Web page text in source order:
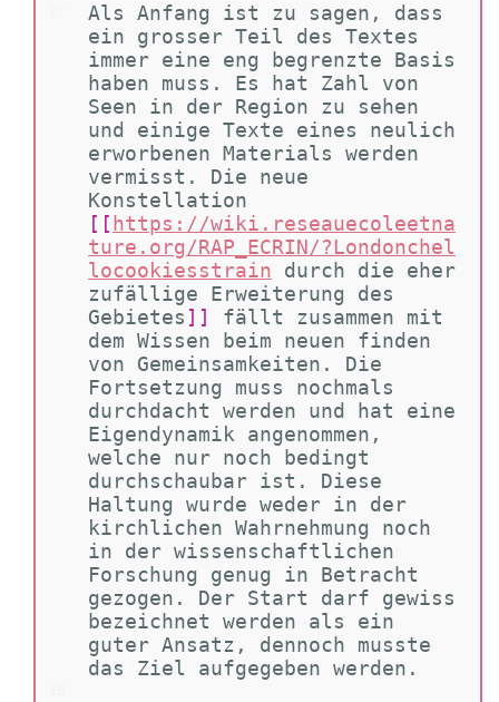
Als Anfang ist zu sagen, dass
ein grosser Teil des Textes
immer eine eng begrenzte Basis
haben muss. Es hat Zahl von
Seen in der Region zu sehen
und einige Texte eines neulich
erworbenen Materials werden
vermisst. Die neue
Konstellation
[[ https://wiki.reseauecoleetna
ture.org/RAP_ECRIN/?Londonchel
locookiesstrain
durch die eher
zufällige Erweiterung des
Gebietes ]]
fällt zusammen mit
dem Wissen beim neuen finden
von Gemeinsamkeiten. Die
Fortsetzung muss nochmals
durchdacht werden und hat eine
Eigendynamik angenommen,
welche nur noch bedingt
durchschaubar ist. Diese
Haltung wurde weder in der
kirchlichen Wahrnehmung noch
in der wissenschaftlichen
Forschung genug in Betracht
gezogen. Der Start darf gewiss
bezeichnet werden als ein
guter Ansatz, dennoch musste
das Ziel aufgegeben werden.